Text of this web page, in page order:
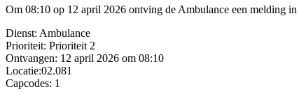
Om 08:10 op 12 april 2026 ontving de Ambulance een melding
Dienst: Ambulance
Prioriteit: Prioriteit 2
Ontvangen: 12 april 2026 om 08:10
Locatie:02.081
Capcodes: 1